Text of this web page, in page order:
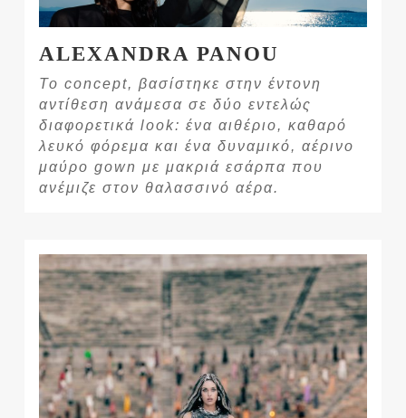
ALEXANDRA PANOU
Το concept, βασίστηκε στην έντονη
αντίθεση ανάμεσα σε δύο εντελώς
διαφορετικά look: ένα αιθέριο, καθαρό
λευκό φόρεμα και ένα δυναμικό, αέρινο
μαύρο gown με μακριά εσάρπα που
ανέμιζε στον θαλασσινό αέρα.